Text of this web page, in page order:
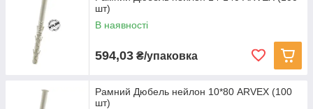
шт)
В наявності
594,03 ₴/упаковка
Рамний Дюбель нейлон 10*80 ARVEX (100
шт)